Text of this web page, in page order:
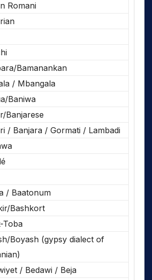
Romani
Bamanankan
/ Mbangala
Baniwa
Banjarese
/ Banjara / Gormati / Lambadi
/ Baatonum
Bashkort
Toba
Boyash (gypsy dialect of
/ Bedawi / Beja